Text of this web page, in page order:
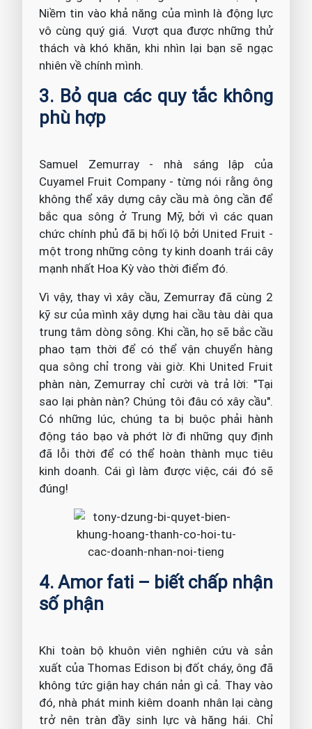
Niềm tin vào khả năng của mình là động lực
vô cùng quý giá. Vượt qua được những thử
thách và khó khăn, khi nhìn lại bạn sẽ ngạc
nhiên về chính mình.
3. Bỏ qua các quy tắc không
phù hợp
Samuel Zemurray - nhà sáng lập của
Cuyamel Fruit Company - từng nói rằng ông
không thể xây dựng cây cầu mà ông cần để
bắc qua sông ở Trung Mỹ, bởi vì các quan
chức chính phủ đã bị hối lộ bởi United Fruit -
một trong những công ty kinh doanh trái cây
mạnh nhất Hoa Kỳ vào thời điểm đó.
Vì vậy, thay vì xây cầu, Zemurray đã cùng 2
kỹ sư của mình xây dựng hai cầu tàu dài qua
trung tâm dòng sông. Khi cần, họ sẽ bắc cầu
phao tạm thời để có thể vận chuyển hàng
qua sông chỉ trong vài giờ. Khi United Fruit
phàn nàn, Zemurray chỉ cười và trả lời: "Tại
sao lại phàn nàn? Chúng tôi đâu có xây cầu".
Có những lúc, chúng ta bị buộc phải hành
động táo bạo và phớt lờ đi những quy định
đã lỗi thời để có thể hoàn thành mục tiêu
kinh doanh. Cái gì làm được việc, cái đó sẽ
đúng!
4. Amor fati – biết chấp nhận
số phận
Khi toàn bộ khuôn viên nghiên cứu và sản
xuất của Thomas Edison bị đốt cháy, ông đã
không tức giận hay chán nản gì cả. Thay vào
đó, nhà phát minh kiêm doanh nhân lại càng
trở nên tràn đầy sinh lực và hăng hái. Chỉ